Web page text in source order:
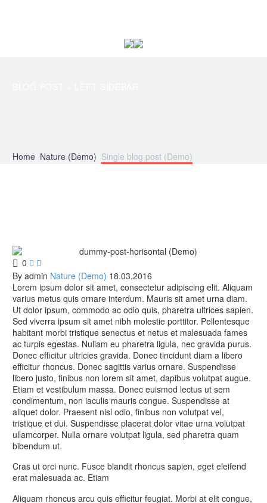
Home Nature (Demo) Single blog post (Demo)
0  
By admin Nature (Demo) 18.03.2016
Lorem ipsum dolor sit amet, consectetur adipiscing elit. Aliquam
varius metus quis ornare interdum. Mauris sit amet urna diam.
Ut dolor ipsum, commodo ac odio quis, pharetra ultrices sapien.
Sed viverra ipsum sit amet nibh molestie porttitor. Pellentesque
habitant morbi tristique senectus et netus et malesuada fames
ac turpis egestas. Nullam eu pharetra ligula, nec gravida purus.
Donec efficitur ultricies gravida. Donec tincidunt diam a libero
efficitur rhoncus. Donec sagittis varius ornare. Suspendisse
libero justo, finibus non lorem sit amet, dapibus volutpat augue.
Etiam et vestibulum massa. Donec euismod lectus ut sem
condimentum, non iaculis mauris congue. Suspendisse at
aliquet dolor. Praesent nisl odio, finibus non volutpat vel,
tristique et dui. Suspendisse placerat dolor vitae urna volutpat
ullamcorper. Nulla ornare volutpat ligula, sed pharetra quam
bibendum ut.
Cras ut orci nunc. Fusce blandit rhoncus sapien, eget eleifend
erat malesuada ac. Etiam
Aliquam rhoncus arcu quis efficitur feugiat. Morbi at elit congue,